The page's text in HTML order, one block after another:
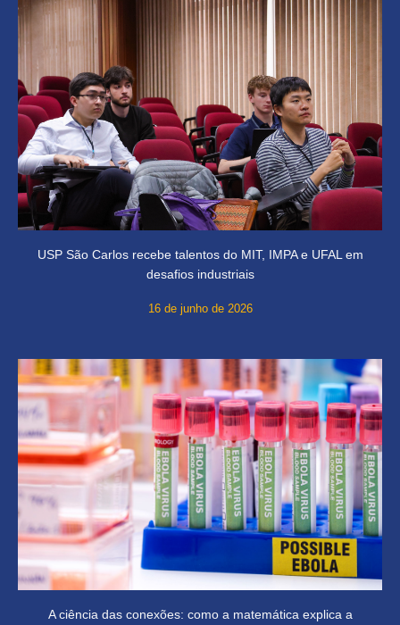
USP São Carlos recebe talentos do MIT, IMPA e UFAL em
desafios industriais
16 de junho de 2026
A ciência das conexões: como a matemática explica a